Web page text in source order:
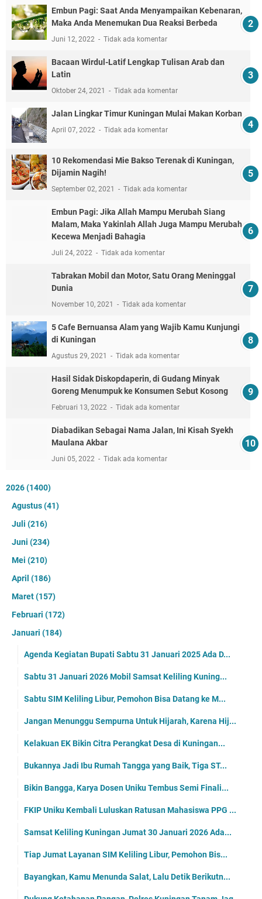
Embun Pagi: Saat Anda Menyampaikan Kebenaran,
Maka Anda Menemukan Dua Reaksi Berbeda
Juni 12, 2022 Tidak ada komentar
Bacaan Wirdul-Latif Lengkap Tulisan Arab dan
Latin
Oktober 24, 2021 Tidak ada komentar
Jalan Lingkar Timur Kuningan Mulai Makan Korban
April 07, 2022 Tidak ada komentar
10 Rekomendasi Mie Bakso Terenak di Kuningan,
Dijamin Nagih!
September 02, 2021 Tidak ada komentar
Embun Pagi: Jika Allah Mampu Merubah Siang
Malam, Maka Yakinlah Allah Juga Mampu Merubah
Kecewa Menjadi Bahagia
Juli 24, 2022 Tidak ada komentar
Tabrakan Mobil dan Motor, Satu Orang Meninggal
Dunia
November 10, 2021 Tidak ada komentar
5 Cafe Bernuansa Alam yang Wajib Kamu Kunjungi
di Kuningan
Agustus 29, 2021 Tidak ada komentar
Hasil Sidak Diskopdaperin, di Gudang Minyak
Goreng Menumpuk ke Konsumen Sebut Kosong
Februari 13, 2022 Tidak ada komentar
Diabadikan Sebagai Nama Jalan, Ini Kisah Syekh
Maulana Akbar
Juni 05, 2022 Tidak ada komentar
2026(1400)
Agustus(41)
Juli (216)
Juni (234)
Mei (210)
April (186)
Maret(157)
Februari (172)
Januari (184)
Agenda Kegiatan Bupati Sabtu 31 Januari 2025 Ada D...
Sabtu 31 Januari 2026 Mobil Samsat Keliling Kuning...
Sabtu SIM Keliling Libur, Pemohon Bisa Datang ke M...
Jangan Menunggu Sempurna Untuk Hijarah, Karena Hij...
Kelakuan EK Bikin Citra Perangkat Desa di Kuningan...
Bukannya Jadi Ibu Rumah Tangga yang Baik, Tiga ST...
Bikin Bangga, Karya Dosen Uniku Tembus Semi Finali...
FKIP Uniku Kembali Luluskan Ratusan Mahasiswa PPG ...
Samsat Keliling Kuningan Jumat 30 Januari 2026 Ada...
Tiap Jumat Layanan SIM Keliling Libur, Pemohon Bis...
Bayangkan, Kamu Menunda Salat, Lalu Detik Berikutn...